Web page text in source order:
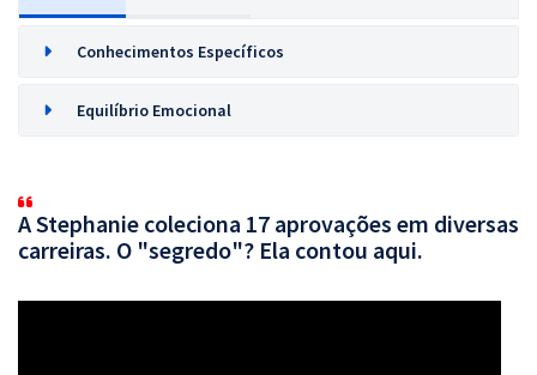
Conhecimentos Específicos
Equilíbrio Emocional
A Stephanie coleciona 17 aprovações em diversas
carreiras. O "segredo"? Ela contou aqui.